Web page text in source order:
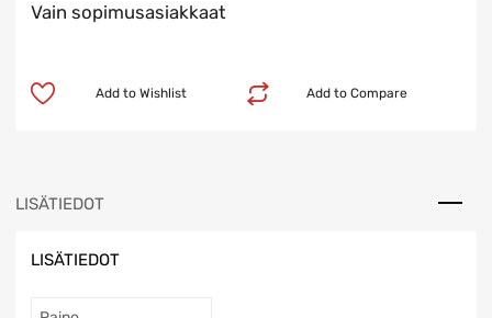
Vain sopimusasiakkaat
Add to Compare
Add to Wishlist
LISÄTIEDOT
LISÄTIEDOT